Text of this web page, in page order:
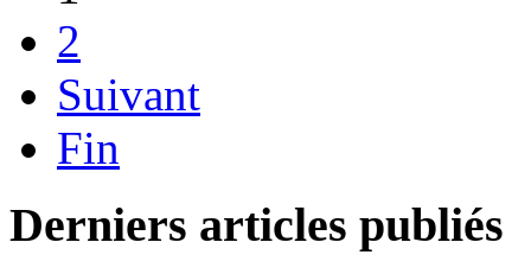
2
Suivant
Fin
Derniers articles publiés